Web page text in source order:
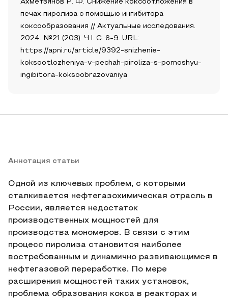
Ахметзянов Р. Ф. Снижение коксоотложения в
печах пиролиза с помощью ингибитора
коксообразования // Актуальные исследования.
2024. №21 (203). Ч.I. С. 6-9. URL:
https://apni.ru/article/9392-snizhenie-
koksootlozheniya-v-pechah-piroliza-s-pomoshyu-
ingibitora-koksoobrazovaniya
Аннотация статьи
Одной из ключевых проблем, с которыми
сталкивается нефтегазохимическая отрасль в
России, является недостаток
производственных мощностей для
производства мономеров. В связи с этим
процесс пиролиза становится наиболее
востребованным и динамично развивающимся в
нефтегазовой переработке. По мере
расширения мощностей таких установок,
проблема образования кокса в реакторах и